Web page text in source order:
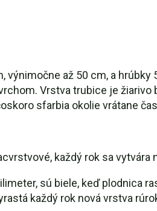
výnimočne až 50 cm, a
Vrstva trubice je žiarivo
sfarbia okolie vrátane
každý rok sa vytvára
sú biele, keď plodnica
každý rok nová vrstva